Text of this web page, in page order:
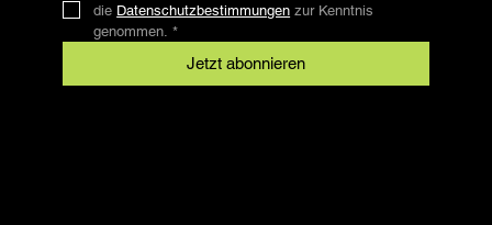
die Datenschutzbestimmungen zur Kenntnis
genommen. *
Jetzt abonnieren